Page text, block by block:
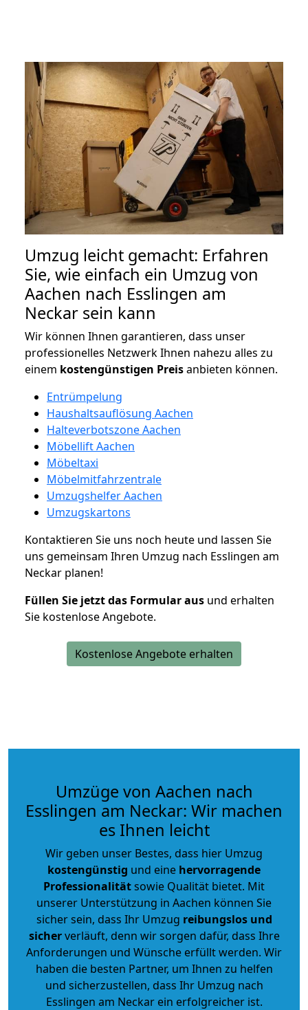
Umzug leicht gemacht: Erfahren
Sie, wie einfach ein Umzug von
Aachen nach Esslingen am
Neckar sein kann
Wir können Ihnen garantieren, dass unser
professionelles Netzwerk Ihnen nahezu alles zu
einem kostengünstigen Preisanbieten können.
Entrümpelung
Haushaltsauflösung Aachen
Halteverbotszone Aachen
Möbellift Aachen
Möbeltaxi
Möbelmitfahrzentrale
Umzugshelfer Aachen
Umzugskartons
Kontaktieren Sie uns noch heute und lassen Sie
uns gemeinsam Ihren Umzug nach Esslingen am
Neckar planen!
Füllen Sie jetzt das Formular aus und erhalten
Sie kostenlose Angebote.
Kostenlose Angebote erhalten
Umzüge von Aachen nach
Esslingen am Neckar: Wir machen
es Ihnen leicht
Wir geben unser Bestes, dass hier Umzug
kostengünstig und eine hervorragende
Professionalitätsowie Qualität bietet. Mit
unserer Unterstützung in Aachen können Sie
sicher sein, dass Ihr Umzug reibungslos und
sicherverläuft, denn wir sorgen dafür, dass Ihre
Anforderungen und Wünsche erfüllt werden. Wir
haben die besten Partner, um Ihnen zu helfen
und sicherzustellen, dass Ihr Umzug nach
Esslingen am Neckar ein erfolgreicher ist.